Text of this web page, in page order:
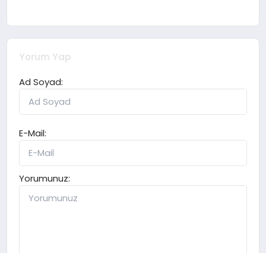
Yorum Yap
Ad Soyad:
E-Mail:
Yorumunuz: